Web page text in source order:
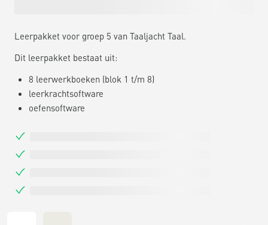
Leerpakket voor groep 5 van Taaljacht Taal.
Dit leerpakket bestaat uit:
8 leerwerkboeken (blok 1 t/m 8)
leerkrachtsoftware
oefensoftware